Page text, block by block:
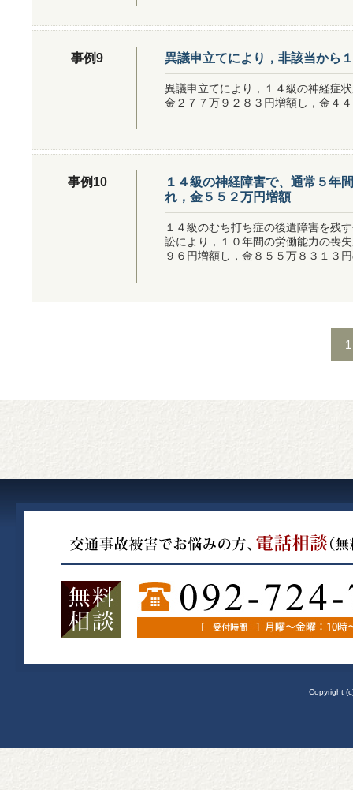
事例9 異議申立てにより，非該当から
異議申立てにより，１４級の神経症
金２７７万９２８３円増額し，金４
事例10
１４級の神経障害で、通常５年
れ，金５５２万円増額
１４級のむち打ち症の後遺障害を残
訟により，１０年間の労働能力の喪
９６円増額し，金８５５万８３１３
1
Copyright